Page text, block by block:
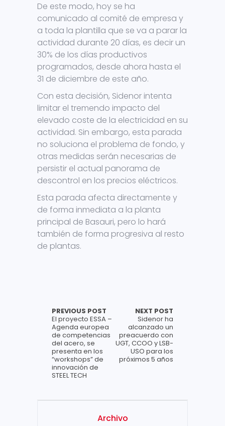
De este modo, hoy se ha
comunicado al comité de empresa y
a toda la plantilla que se va a parar la
actividad durante 20 días, es decir un
30% de los días productivos
programados, desde ahora hasta el
31 de diciembre de este año.
Con esta decisión, Sidenor intenta
limitar el tremendo impacto del
elevado coste de la electricidad en su
actividad. Sin embargo, esta parada
no soluciona el problema de fondo, y
otras medidas serán necesarias de
persistir el actual panorama de
descontrol en los precios eléctricos.
Esta parada afecta directamente y
de forma inmediata a la planta
principal de Basauri, pero lo hará
también de forma progresiva al resto
de plantas.
PREVIOUS POST
El proyecto ESSA –
Agenda europea
de competencias
del acero, se
presenta en los
“workshops” de
innovación de
STEEL TECH
NEXT POST
Sidenor ha
alcanzado un
preacuerdo con
UGT, CCOO y LSB-
USO para los
próximos 5 años
Archivo